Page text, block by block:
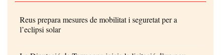
Reus prepara mesures de mobilitat i seguretat per a
l’eclipsi solar